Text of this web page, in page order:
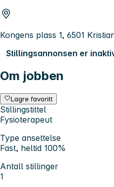
Kongens plass 1, 6501
Stillingsannonsen er
Om jobben
Lagre favoritt
Stillingstittel
Fysioterapeut
Type ansettelse
Fast, heltid 100%
Antall stillinger
1